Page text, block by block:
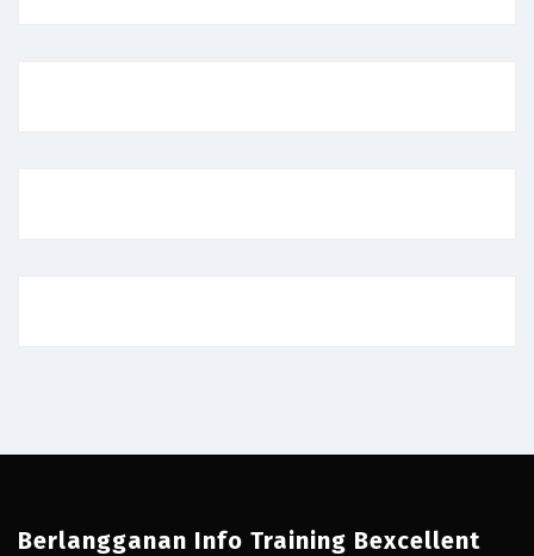
Berlangganan Info Training Bexcellent